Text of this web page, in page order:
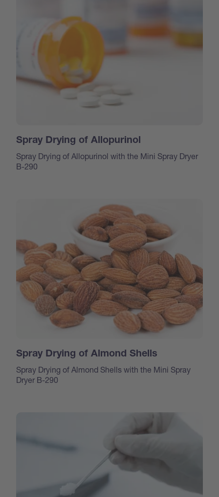
Spray Drying of Allopurinol
Spray Drying of Allopurinol with the Mini Spray Dryer
B-290
Spray Drying of Almond Shells
Spray Drying of Almond Shells with the Mini Spray
Dryer B-290